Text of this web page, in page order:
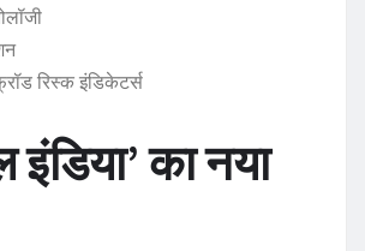
रिस्क इंडिकेटर्स
इंडिया’ का नया